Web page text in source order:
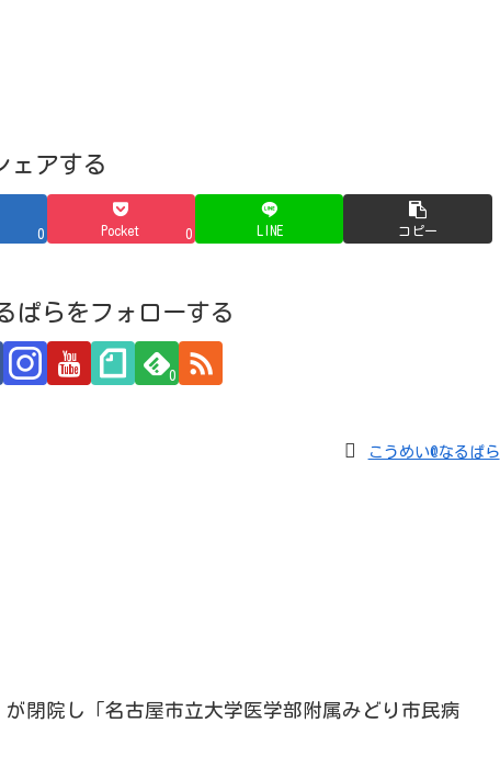
ェアする
0 Pocket 0 LINE コピー
ぱらをフォローする
0
こうめい@なるぱら
が閉院し「名古屋市立大学医学部附属みどり市民病